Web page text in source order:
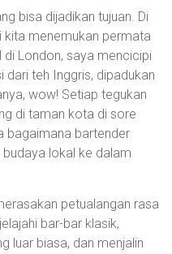
bisa dijadikan tujuan. Di
kita menemukan permata
di London, saya mencicipi
teh Inggris, dipadukan
wow! Setiap tegukan
di taman kota di sore
bagaimana bartender
lokal ke dalam
petualangan rasa
bar-bar klasik,
luar biasa, dan menjalin